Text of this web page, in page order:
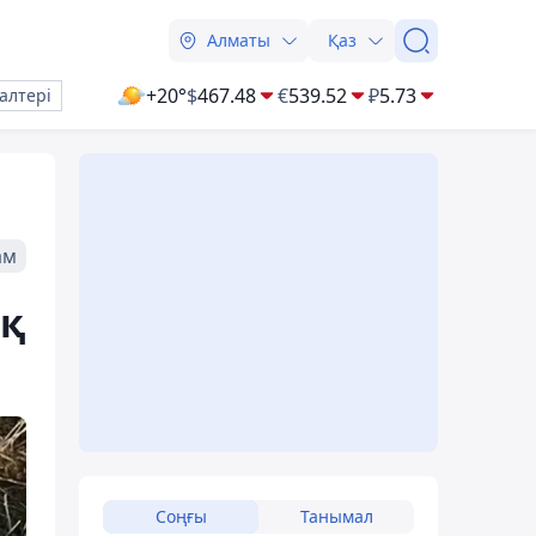
Алматы Қаз
+20°$467.48 €539.52 ₽5.73
Соңғы Танымал